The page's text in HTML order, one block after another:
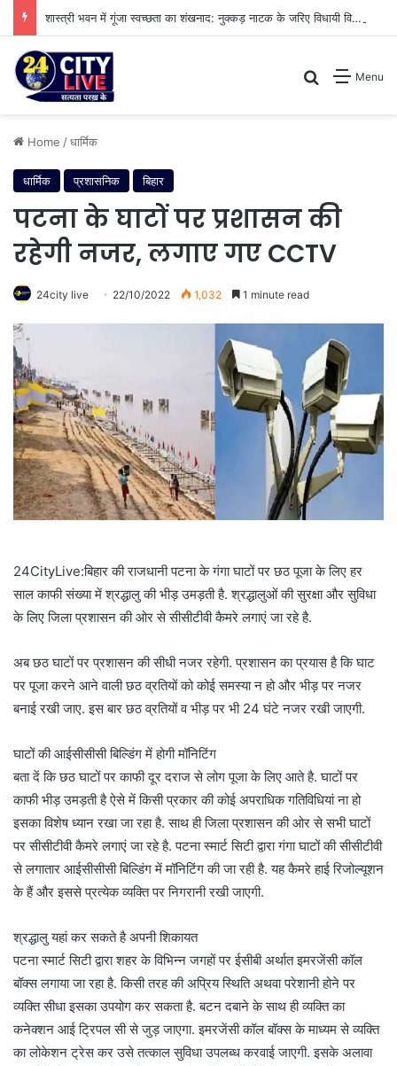
शास्त्री भवन में गूंजा स्वच्छता का शंखनाद: नुक्कड़ नाटक के जरिए विधायी विभाग ने पेश की मिसाल
Menu
Search for
Home /धार्मिक
धार्मिक प्रशासनिक बिहार
पटना के घाटों पर प्रशासन की
रहेगी नजर, लगाए गए CCTV
24city live 22/10/2022 1,032 1 minute read
24CityLive:बिहार की राजधानी पटना के गंगा घाटों पर छठ पूजा के लिए हर
साल काफी संख्या में श्रद्धालु की भीड़ उमड़ती है. श्रद्धालुओं की सुरक्षा और सुविधा
के लिए जिला प्रशासन की ओर से सीसीटीवी कैमरे लगाएं जा रहे है.
अब छठ घाटों पर प्रशासन की सीधी नजर रहेगी. प्रशासन का प्रयास है कि घाट
पर पूजा करने आने वाली छठ व्रतियों को कोई समस्या न हो और भीड़ पर नजर
बनाई रखी जाए. इस बार छठ व्रतियों व भीड़ पर भी 24 घंटे नजर रखी जाएगी.
घाटों की आईसीसीसी बिल्डिंग में होगी मॉनिटिंग
बता दें कि छठ घाटों पर काफी दूर दराज से लोग पूजा के लिए आते है. घाटों पर
काफी भीड़ उमड़ती है ऐसे में किसी प्रकार की कोई अपराधिक गतिविधियां ना हो
इसका विशेष ध्यान रखा जा रहा है. साथ ही जिला प्रशासन की ओर से सभी घाटों
पर सीसीटीवी कैमरे लगाएं जा रहे है. पटना स्मार्ट सिटी द्वारा गंगा घाटों की सीसीटीवी
से लगातार आईसीसीसी बिल्डिंग में मॉनिटिंग की जा रही है. यह कैमरे हाई रिजोल्यूशन
के हैं और इससे प्रत्येक व्यक्ति पर निगरानी रखी जाएगी.
श्रद्धालु यहां कर सकते है अपनी शिकायत
पटना स्मार्ट सिटी द्वारा शहर के विभिन्न जगहों पर ईसीबी अर्थात इमरजेंसी कॉल
बॉक्स लगाया जा रहा है. किसी तरह की अप्रिय स्थिति अथवा परेशानी होने पर
व्यक्ति सीधा इसका उपयोग कर सकता है. बटन दबाने के साथ ही व्यक्ति का
कनेक्शन आई ट्रिपल सी से जुड़ जाएगा. इमरजेंसी कॉल बॉक्स के माध्यम से व्यक्ति
का लोकेशन ट्रेस कर उसे तत्काल सुविधा उपलब्ध करवाई जाएगी. इसके अलावा